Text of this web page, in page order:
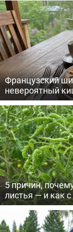
Французский
невероятный
5 причин,
листья — и как